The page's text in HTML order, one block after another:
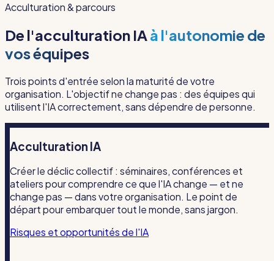
Acculturation & parcours
De l'acculturation IAà l'autonomie de
vos équipes
Trois points d'entrée selon la maturité de votre
organisation. L'objectif ne change pas : des équipes qui
utilisent l'IA correctement, sans dépendre de personne.
Acculturation IA
Créer le déclic collectif : séminaires, conférences et
ateliers pour comprendre ce que l'IA change — et ne
change pas — dans votre organisation. Le point de
départ pour embarquer tout le monde, sans jargon.
Risques et opportunités de l'IA